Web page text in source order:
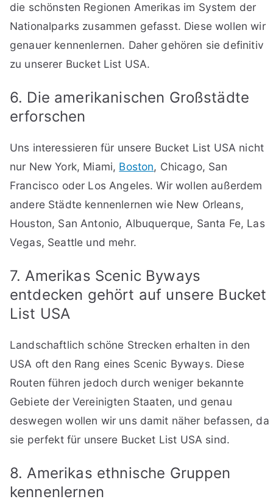
die schönsten Regionen Amerikas im System der
Nationalparks zusammen gefasst. Diese wollen wir
genauer kennenlernen. Daher gehören sie definitiv
zu unserer Bucket List USA.
6. Die amerikanischen Großstädte
erforschen
Uns interessieren für unsere Bucket List USA nicht
nur New York, Miami, Boston, Chicago, San
Francisco oder Los Angeles. Wir wollen außerdem
andere Städte kennenlernen wie New Orleans,
Houston, San Antonio, Albuquerque, Santa Fe, Las
Vegas, Seattle und mehr.
7. Amerikas Scenic Byways
entdecken gehört auf unsere Bucket
List USA
Landschaftlich schöne Strecken erhalten in den
USA oft den Rang eines Scenic Byways. Diese
Routen führen jedoch durch weniger bekannte
Gebiete der Vereinigten Staaten, und genau
deswegen wollen wir uns damit näher befassen, da
sie perfekt für unsere Bucket List USA sind.
8. Amerikas ethnische Gruppen
kennenlernen